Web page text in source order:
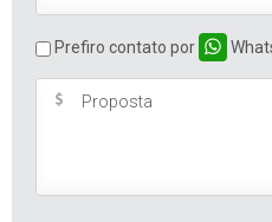
Prefiro contato por